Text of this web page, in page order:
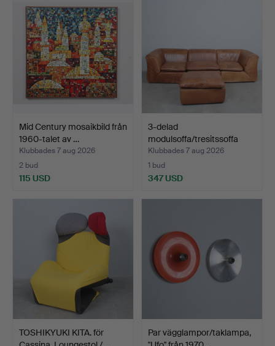
Mid Century mosaikbild från
1960-talet av …
Klubbades 7 aug 2026
2 bud
115 USD
3-delad
modulsoffa/tresitssoffa
med ottoma…
Klubbades 7 aug 2026
1 bud
347 USD
TOSHIKYUKI KITA. för
Par vägglampor/taklampa,